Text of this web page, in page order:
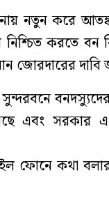
নতুন করে
করতে বন
জোরদারের দাবি
এবং সরকার
ফোনে কথা